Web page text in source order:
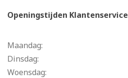
Openingstijden Klantenservice
Maandag:
Dinsdag:
Woensdag: